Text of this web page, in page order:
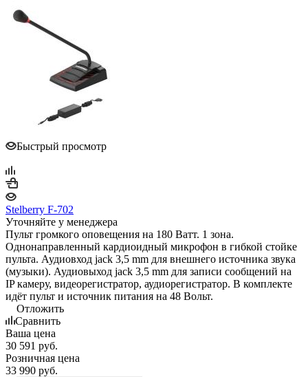
Быстрый просмотр
Stelberry F-702
Уточняйте у менеджера
Пульт громкого оповещения на 180 Ватт. 1 зона.
Однонаправленный кардиоидный микрофон в гибкой стойке
пульта. Аудиовход jack 3,5 mm для внешнего источника звука
(музыки). Аудиовыход jack 3,5 mm для записи сообщений на
IP камеру, видеорегистратор, аудиорегистратор. В комплекте
идёт пульт и источник питания на 48 Вольт.
Отложить
Сравнить
Ваша цена
30 591 руб.
Розничная цена
33 990 руб.